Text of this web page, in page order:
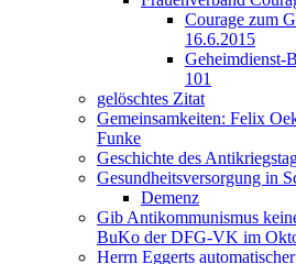
Courage zum
16.6.2015
Geheimdienst-
101
gelöschtes Zitat
Gemeinsamkeiten: Felix
Funke
Geschichte des
Gesundheitsversorgung in
Demenz
Gib Antikommunismus
BuKo der DFG-VK im
Herrn Eggerts